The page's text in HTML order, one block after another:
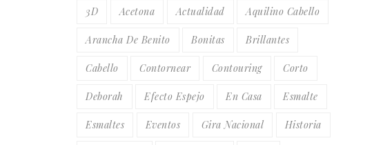
3D Acetona Actualidad Aquilino Cabello
Arancha De Benito Bonitas Brillantes
Cabello Contornear Contouring Corto
Deborah Efecto Espejo En Casa Esmalte
Esmaltes Eventos Gira Nacional Historia